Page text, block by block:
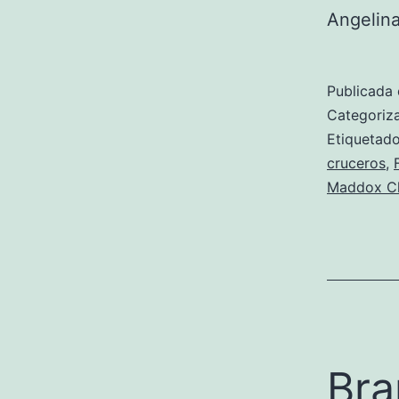
Publicada
cruceros,
Maddox